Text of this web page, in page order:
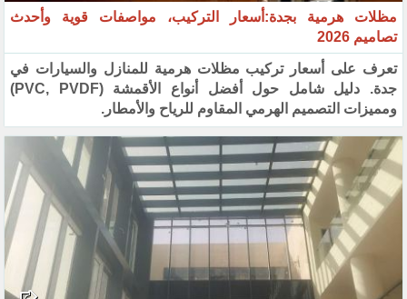
مظلات هرمية بجدة:أسعار التركيب، مواصفات قوية وأحدث
تصاميم 2026
تعرف على أسعار تركيب مظلات هرمية للمنازل والسيارات في
جدة. دليل شامل حول أفضل أنواع الأقمشة (PVC, PVDF)
ومميزات التصميم الهرمي المقاوم للرياح والأمطار.